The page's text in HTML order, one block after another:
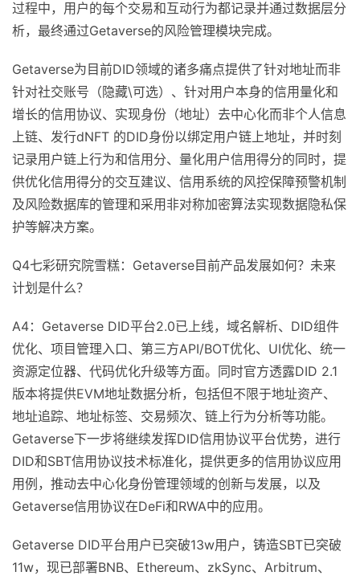
过程中，用户的每个交易和互动行为都记录并通过数据层分
析，最终通过Getaverse的风险管理模块完成。
Getaverse为目前DID领域的诸多痛点提供了针对地址而非
针对社交账号（隐藏\可选）、针对用户本身的信用量化和
增长的信用协议、实现身份（地址）去中心化而非个人信息
上链、发行dNFT 的DID身份以绑定用户链上地址，并时刻
记录用户链上行为和信用分、量化用户信用得分的同时，提
供优化信用得分的交互建议、信用系统的风控保障预警机制
及风险数据库的管理和采用非对称加密算法实现数据隐私保
护等解决方案。
Q4七彩研究院雪糕：Getaverse目前产品发展如何？未来
计划是什么？
A4：Getaverse DID平台2.0已上线，域名解析、DID组件
优化、项目管理入口、第三方API/BOT优化、UI优化、统一
资源定位器、代码优化升级等方面。同时官方透露DID 2.1
版本将提供EVM地址数据分析，包括但不限于地址资产、
地址追踪、地址标签、交易频次、链上行为分析等功能。
Getaverse下一步将继续发挥DID信用协议平台优势，进行
DID和SBT信用协议技术标准化，提供更多的信用协议应用
用例，推动去中心化身份管理领域的创新与发展，以及
Getaverse信用协议在DeFi和RWA中的应用。
Getaverse DID平台用户已突破13w用户，铸造SBT已突破
11w，现已部署BNB、Ethereum、zkSync、Arbitrum、